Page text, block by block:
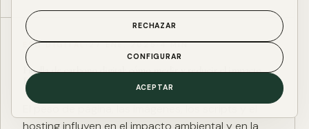
ESG DIGITAL·27 ENE. 2025·4 MIN
Huella de carbono digital: cómo medir y reducir el impacto
ESG de una web
El peso de página, las imágenes, los scripts y el
hosting influyen en el impacto ambiental y en la
RECHAZAR
CONFIGURAR
ACEPTAR